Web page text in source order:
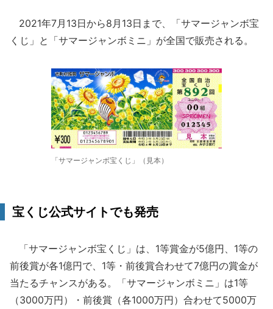
2021年7月13日から8月13日まで、「サマージャンボ宝
くじ」と「サマージャンボミニ」が全国で販売される。
「サマージャンボ宝くじ」（見本）
宝くじ公式サイトでも発売
「サマージャンボ宝くじ」は、1等賞金が5億円、1等の
前後賞が各1億円で、1等・前後賞合わせて7億円の賞金が
当たるチャンスがある。「サマージャンボミニ」は1等
（3000万円）・前後賞（各1000万円）合わせて5000万